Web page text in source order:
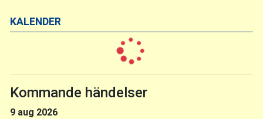
KALENDER
Kommande händelser
9 aug 2026